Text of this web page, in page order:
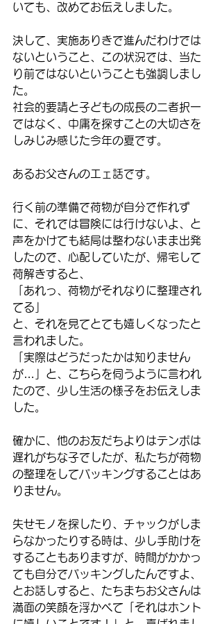
いても、改めてお伝えしました。
決して、実施ありきで進んだわけでは
ないということ、この状況では、当た
り前ではないということも強調しまし
た。
社会的要請と子どもの成長の二者択一
ではなく、中庸を探すことの大切さを
しみじみ感じた今年の夏です。
あるお父さんのエェ話です。
行く前の準備で荷物が自分で作れず
に、それでは冒険には行けないよ、と
声をかけても結局は整わないまま出発
したので、心配していたが、帰宅して
荷解きすると、
「あれっ、荷物がそれなりに整理され
てる」
と、それを見てとても嬉しくなったと
言われました。
「実際はどうだったかは知りません
が…」と、こちらを伺うように言われ
たので、少し生活の様子をお伝えしま
した。
確かに、他のお友だちよりはテンポは
遅れがちな子でしたが、私たちが荷物
の整理をしてパッキングすることはあ
りません。
失せモノを探したり、チャックがしま
らなかったりする時は、少し手助けを
することもありますが、時間がかかっ
ても自分でパッキングしたんですよ、
とお話しすると、たちまちお父さんは
満面の笑顔を浮かべて「それはホント